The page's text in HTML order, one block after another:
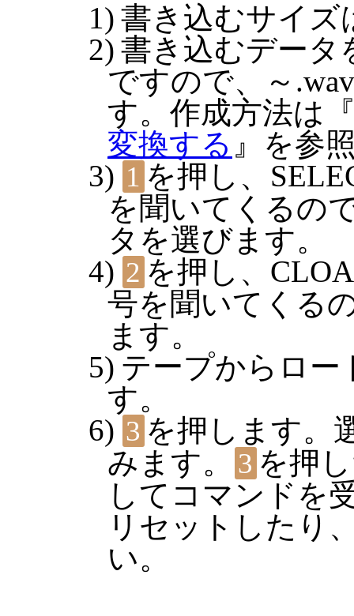
書き込むサイズ
書き込むデータ
ですので、～
す。作成方法は
変換する 』を参
1 を押し、
を聞いてくるの
タを選びます。
2 を押し、
号を聞いてくる
ます。
テープからロー
す。
3 を押します。
みます。
3 を押
してコマンドを
リセットしたり
い。